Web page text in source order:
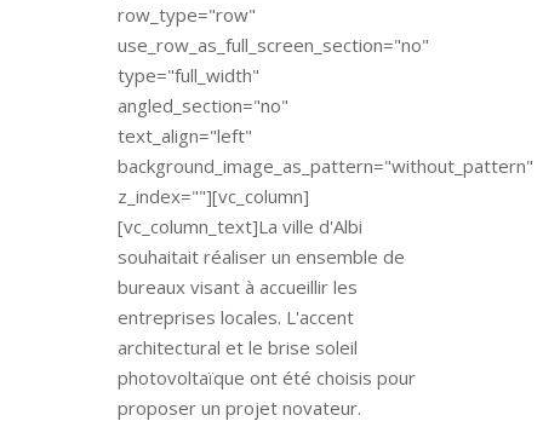
row_type="row"
use_row_as_full_screen_section="no"
type="full_width"
angled_section="no"
text_align="left"
background_image_as_pattern="without_pattern"
z_index=""][vc_column]
[vc_column_text]La ville d'Albi
souhaitait réaliser un ensemble de
bureaux visant à accueillir les
entreprises locales. L'accent
architectural et le brise soleil
photovoltaïque ont été choisis pour
proposer un projet novateur.